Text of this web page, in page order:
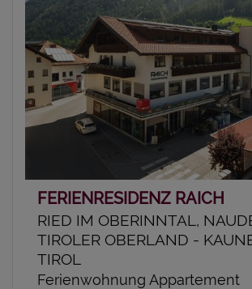
FERIENRESIDENZ RAICH
RIED IM OBERINNTAL,
TIROLER OBERLAND -
TIROL
Ferienwohnung Appartement